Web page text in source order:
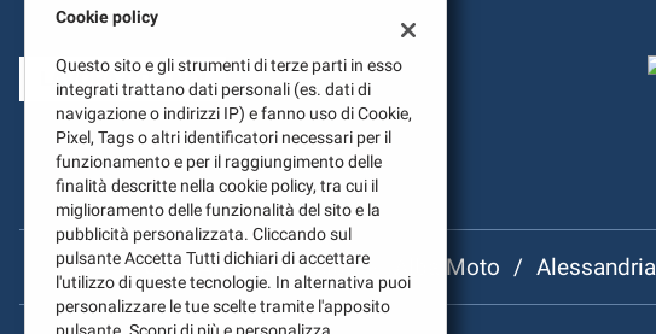
LAVORA CON NOI
UNICAR SPA / Alba / Alba Moto / Alessandria
Cookie policy
Questo sito e gli strumenti di terze parti in esso
integrati trattano dati personali (es. dati di
navigazione o indirizzi IP) e fanno uso di Cookie,
Pixel, Tags o altri identificatori necessari per il
funzionamento e per il raggiungimento delle
finalità descritte nella cookie policy, tra cui il
miglioramento delle funzionalità del sito e la
pubblicità personalizzata. Cliccando sul
pulsante Accetta Tutti dichiari di accettare
l'utilizzo di queste tecnologie. In alternativa puoi
personalizzare le tue scelte tramite l'apposito
Leggi